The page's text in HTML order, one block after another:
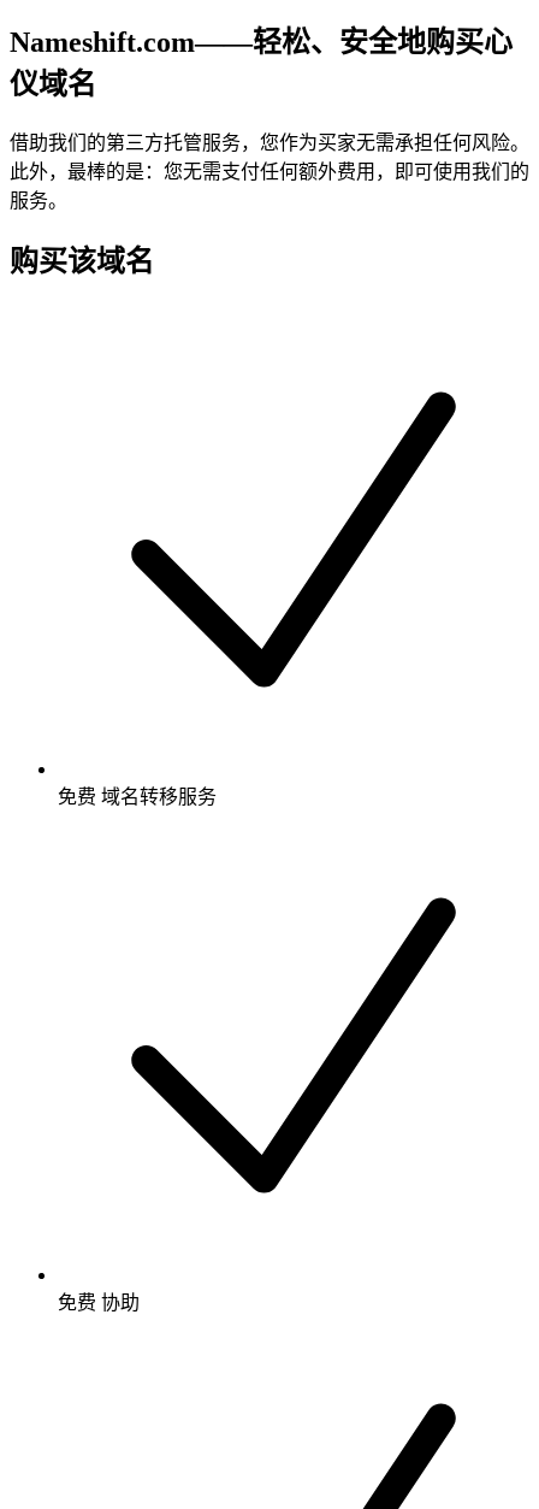
Nameshift.com——轻松、安全地购买心
仪域名
借助我们的第三方托管服务，您作为买家无需承担任何风险。
此外，最棒的是：您无需支付任何额外费用，即可使用我们的
服务。
购买该域名
免费 域名转移服务
免费 协助